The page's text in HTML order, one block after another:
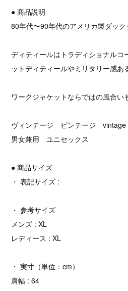
● 商品説明
80年代〜90年代のアメリカ製ダック
ディティールはトラディショナルコ
ットディティールやミリタリー感あ
ワークジャケットならではの風合い
ヴィンテージ ビンテージ vintage
男女兼用 ユニセックス
● 商品サイズ
・ 表記サイズ :
・ 参考サイズ
メンズ : XL
レディース : XL
・ 実寸（単位：cm）
肩幅 : 64